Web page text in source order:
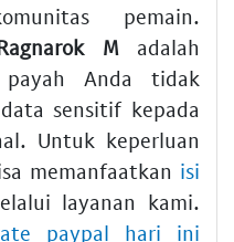
pemain.
Madalah
Anda tidak
sensitif kepada
Untuk keperluan
memanfaatkan isi
layanan kami.
paypal hari ini